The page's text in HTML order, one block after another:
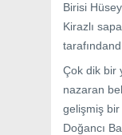
Birisi
Kirazlı
Çok dik bir
nazaran
gelişmiş bir
Doğancı